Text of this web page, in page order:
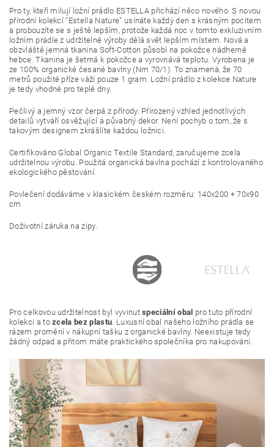
Pro ty, kteří milují ložní prádlo ESTELLA přichází něco nového. S novou
přírodní kolekcí "Estella Nature" usínáte každý den s krásným pocitem
a probouzíte se s ještě lepším, protože každá noc v tomto exkluzivním
ložním prádle z udržitelné výroby dělá svět lepším místem. Nová a
obzvláště jemná tkanina Soft-Cotton působí na pokožce nádherně
hebce. Tkanina je šetrná k pokožce a vyrovnává teplotu. Vyrobena je
ze 100% organické česané bavlny (Nm 70/1). To znamená, že 70
metrů použité příze váží pouze 1 gram. Ložní prádlo z kolekce Nature
je tedy vhodné pro teplé dny.
Pečlivý a jemný vzor čerpá z přírody. Přirozený vzhled jednotlivých
detailů vytváří osvěžující a půvabný dekor. Není pochyb o tom, že s
takovým designem zkrášlíte každou ložnici.
Certifikováno Global Organic Textile Standard, zaručujeme zcela
udržitelnou výrobu. Použitá organická bavlna pochází z kontrolovaného
ekologického pěstování.
Povlečení dodáváme v klasickém českém rozměru: 140x200 + 70x90
cm
Doživotní záruka na zipy.
Pro celkovou udržitelnost byl vyvinutspeciální obal pro tuto přírodní
kolekci a tozcela bez plastu. Luxusní obal našeho ložního prádla se
rázem promění v nákupní tašku z organické bavlny. Neexistuje tedy
žádný odpad a přitom máte praktického společníka pro nakupování.